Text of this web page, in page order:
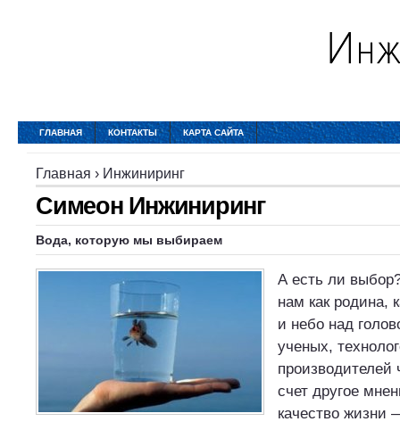
ГЛАВНАЯ КОНТАКТЫ КАРТА САЙТА
Главная › Инжиниринг
Симеон Инжиниринг
Вода, которую мы выбираем
А есть ли
нам как родина,
и небо над
ученых,
производителей
счет другое
качество жизни